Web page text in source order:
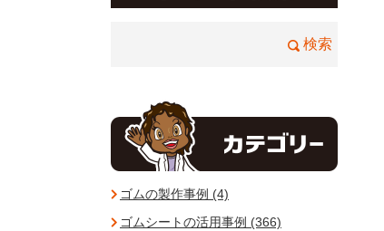
ゴムの製作事例 (4)
ゴムシートの活用事例 (366)